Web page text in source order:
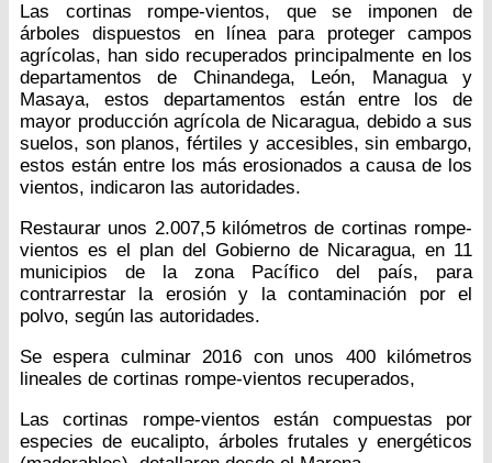
Las cortinas rompe-vientos, que se imponen de
árboles dispuestos en línea para proteger campos
agrícolas, han sido recuperados principalmente en los
departamentos de Chinandega, León, Managua y
Masaya, estos departamentos están entre los de
mayor producción agrícola de Nicaragua, debido a sus
suelos, son planos, fértiles y accesibles, sin embargo,
estos están entre los más erosionados a causa de los
vientos, indicaron las autoridades.
Restaurar unos 2.007,5 kilómetros de cortinas rompe-
vientos es el plan del Gobierno de Nicaragua, en 11
municipios de la zona Pacífico del país, para
contrarrestar la erosión y la contaminación por el
polvo, según las autoridades.
Se espera culminar 2016 con unos 400 kilómetros
lineales de cortinas rompe-vientos recuperados,
Las cortinas rompe-vientos están compuestas por
especies de eucalipto, árboles frutales y energéticos